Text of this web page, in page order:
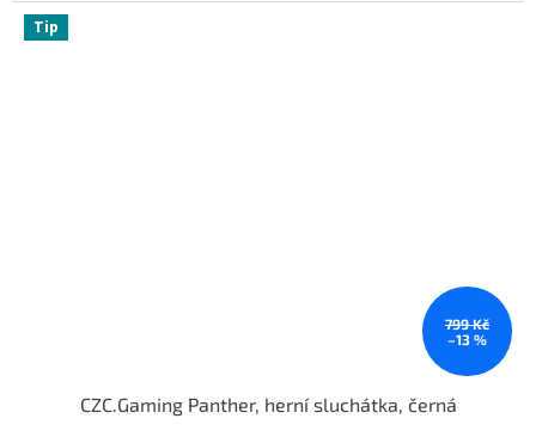
Tip
799 Kč
–13 %
CZC.Gaming Panther, herní sluchátka, černá